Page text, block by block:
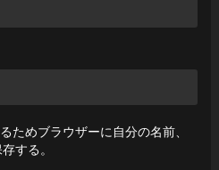
ためブラウザーに自分の名前、
する。